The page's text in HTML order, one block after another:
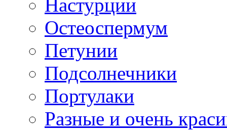
Настурции
Остеоспермум
Петунии
Подсолнечники
Портулаки
Разные и очень